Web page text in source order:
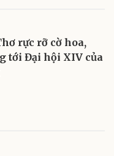
rực rỡ cờ hoa,
tới Đại hội XIV của